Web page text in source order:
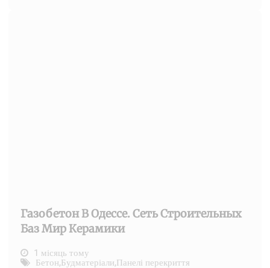
Газобетон В Одессе. Сеть Строительных
Баз Мир Керамики
1 місяць тому
Бетон,Будматеріали,Панелі перекриття